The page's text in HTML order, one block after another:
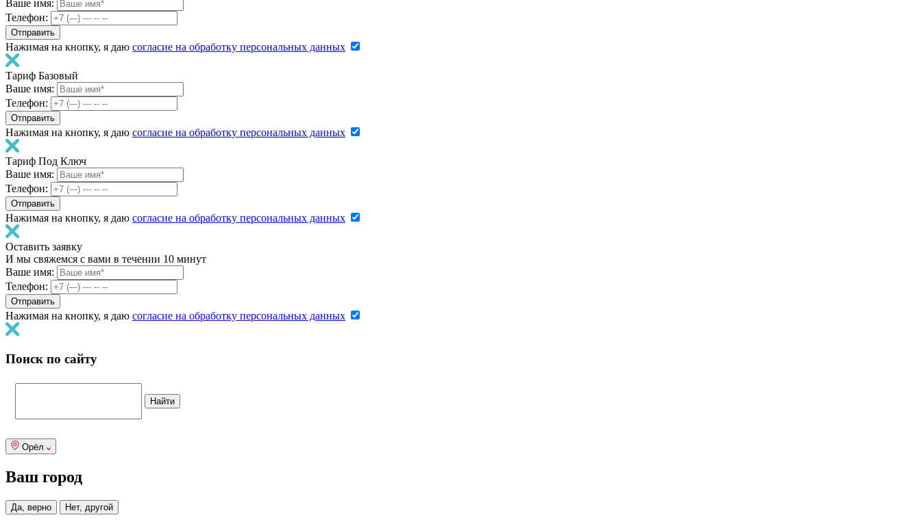
Ваше имя:
Телефон:
Нажимая на кнопку, я даю согласие на обработку персональных данных
Тариф Базовый
Ваше имя:
Телефон:
Нажимая на кнопку, я даю согласие на обработку персональных данных
Тариф Под Ключ
Ваше имя:
Телефон:
Нажимая на кнопку, я даю согласие на обработку персональных данных
Оставить заявку
И мы свяжемся с вами в течении 10 минут
Ваше имя:
Телефон:
Нажимая на кнопку, я даю согласие на обработку персональных данных
Поиск по сайту
Орёл
Ваш город
Да, верно Нет, другой